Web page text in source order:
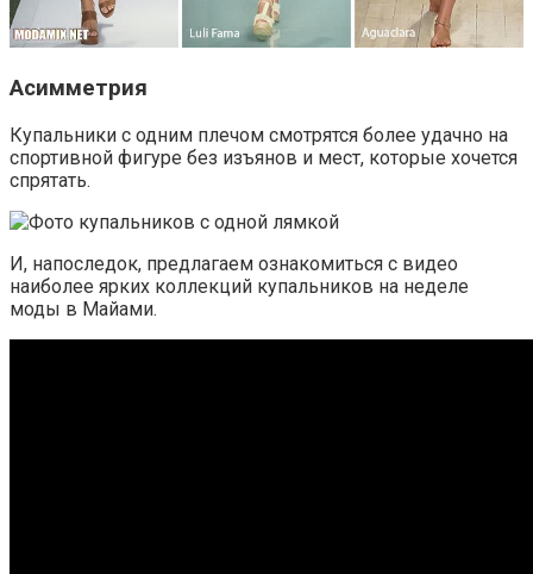
Асимметрия
Купальники с одним плечом смотрятся более удачно на
спортивной фигуре без изъянов и мест, которые хочется
спрятать.
И, напоследок, предлагаем ознакомиться с видео
наиболее ярких коллекций купальников на неделе
моды в Майами.